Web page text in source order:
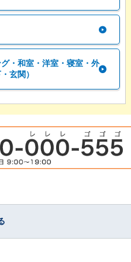
・和室・洋室・寝室・外
玄関）